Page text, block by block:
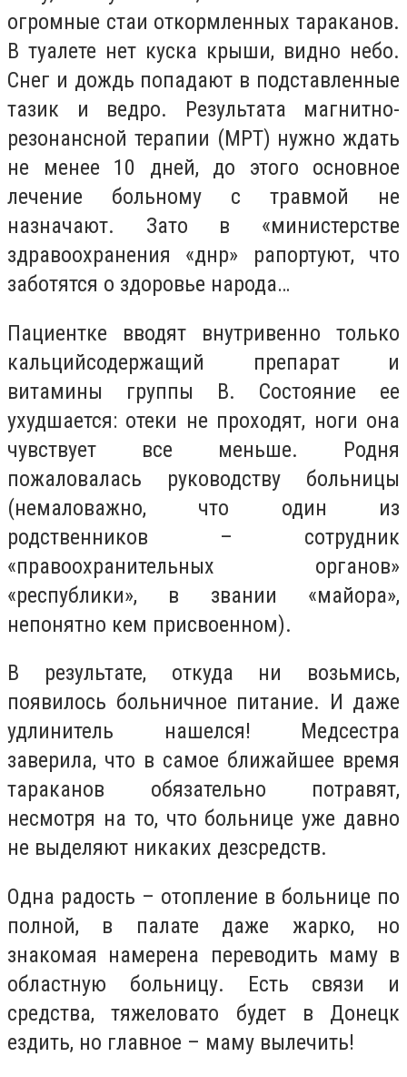
огромные стаи откормленных тараканов.
В туалете нет куска крыши, видно небо.
Снег и дождь попадают в подставленные
тазик и ведро. Результата магнитно-
резонансной терапии (МРТ) нужно ждать
не менее 10 дней, до этого основное
лечение больному с травмой не
назначают. Зато в «министерстве
здравоохранения «днр» рапортуют, что
заботятся о здоровье народа…
Пациентке вводят внутривенно только
кальцийсодержащий препарат и
витамины группы B. Состояние ее
ухудшается: отеки не проходят, ноги она
чувствует все меньше. Родня
пожаловалась руководству больницы
(немаловажно, что один из
родственников – сотрудник
«правоохранительных органов»
«республики», в звании «майора»,
непонятно кем присвоенном).
В результате, откуда ни возьмись,
появилось больничное питание. И даже
удлинитель нашелся! Медсестра
заверила, что в самое ближайшее время
тараканов обязательно потравят,
несмотря на то, что больнице уже давно
не выделяют никаких дезсредств.
Одна радость – отопление в больнице по
полной, в палате даже жарко, но
знакомая намерена переводить маму в
областную больницу. Есть связи и
средства, тяжеловато будет в Донецк
ездить, но главное – маму вылечить!